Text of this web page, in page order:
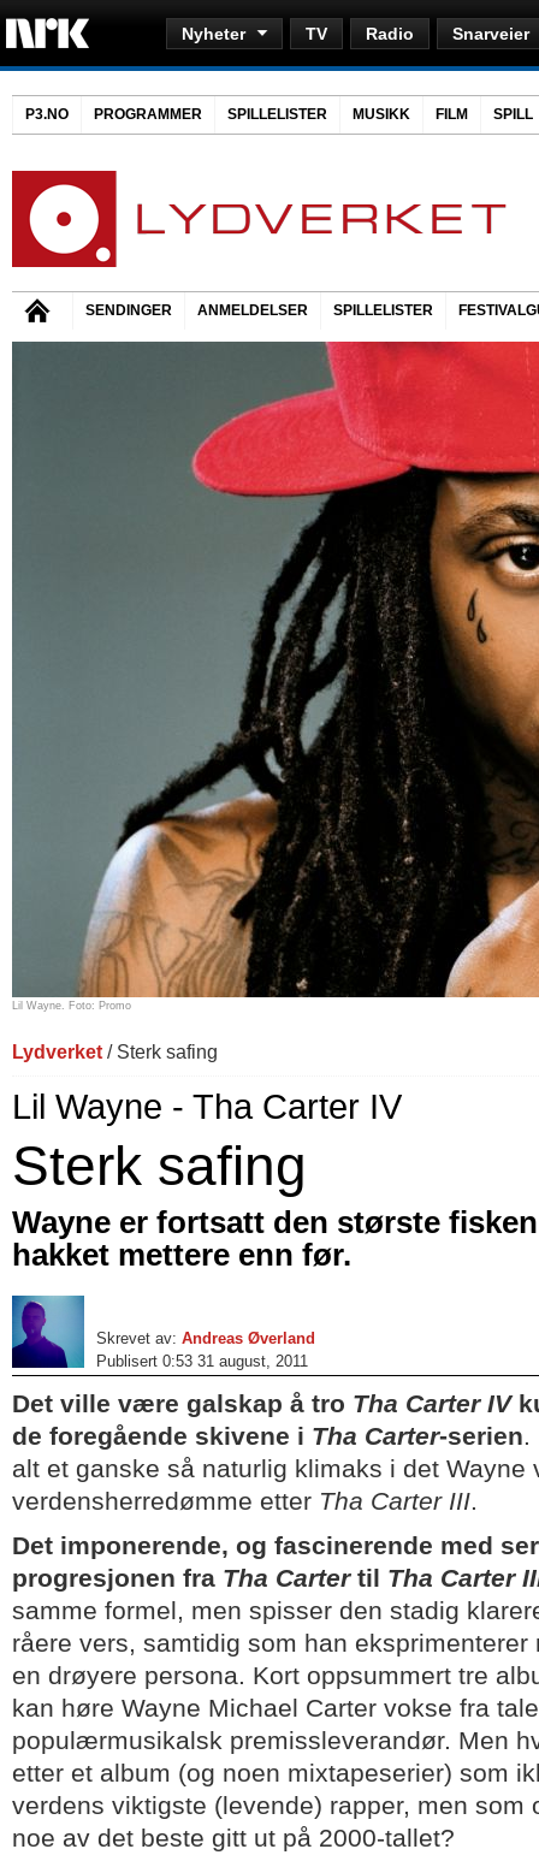
Nyheter TV Radio Snarveier
P3.NO PROGRAMMER SPILLELISTER MUSIKK FILM SPILL
SENDINGER ANMELDELSER SPILLELISTER
Lil Wayne. Foto: Promo
Lydverket / Sterk safing
Lil Wayne - Tha Carter IV
Sterk safing
Wayne er fortsatt den største
hakket mettere enn før.
Skrevet av: Andreas Øverland
Publisert 0:53 31 august, 2011
Det ville være galskap å tro Tha Carter IV
de foregående skivene i Tha Carter-serien.
alt et ganske så naturlig klimaks i det
verdensherredømme etter Tha Carter III.
Det imponerende, og fascinerende med
progresjonen fra Tha Cartertil Tha Carter
samme formel, men spisser den stadig
råere vers, samtidig som han
en drøyere persona. Kort oppsummert tre
kan høre Wayne Michael Carter vokse fra
populærmusikalsk premissleverandør. Men
etter et album (og noen mixtapeserier) som
verdens viktigste (levende) rapper, men som
noe av det beste gitt ut på 2000-tallet?